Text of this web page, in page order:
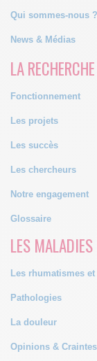
Qui sommes-nous ?
News & Médias
LA RECHERCHE
Fonctionnement
Les projets
Les succès
Les chercheurs
Notre engagement
Glossaire
LES MALADIES
Les rhumatismes
Pathologies
La douleur
Opinions & Craintes